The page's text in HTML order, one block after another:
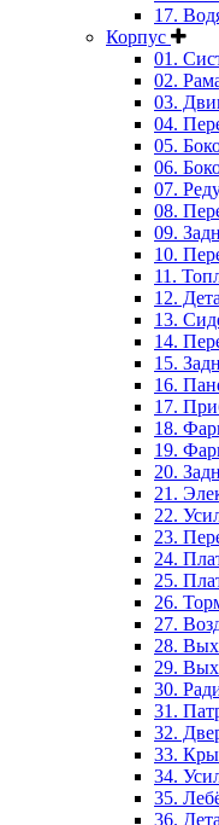
17.
Корпус
01.
02.
03.
04.
05.
06.
07.
08.
09.
10.
11.
12.
13.
14.
15.
16.
17.
18.
19.
20.
21.
22.
23.
24.
25.
26.
27.
28.
29.
30.
31.
32.
33.
34.
35.
36.